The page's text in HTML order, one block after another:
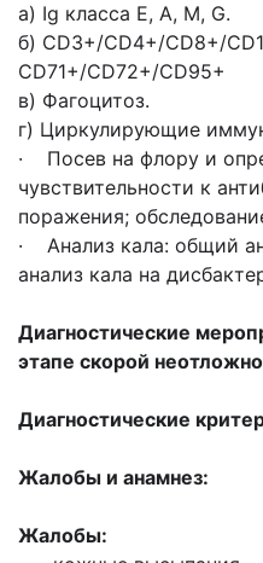
а) Ig класса Е, А, М, G.
б) СD3+/СD4+/СD8+/
СD71+/СD72+/СD95+
в) Фагоцитоз.
г) Циркулирующие
· Посев на флору и
чувствительности к
поражения;
· Анализ кала: общий
анализ кала на
Диагностические
этапе скорой
Диагностические
Жалобы и анамнез:
Жалобы: